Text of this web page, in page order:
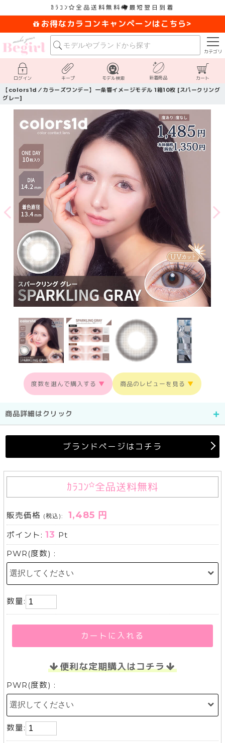
ｶﾗｺﾝ 全品送料無料 最短翌日到着
お得なカラコンキャンペーンはこちら>
カテゴリ
ログイン キープ モデル検索 新着商品 カート
【colors1d／カラーズワンデー】一条響イメージモデル 1箱10枚 [スパークリング
グレー]
度数を選んで購入する ▼ 商品のレビューを見る ▼
商品詳細はクリック
ブランドページはコチラ
ｶﾗｺﾝ 全品送料無料
販売価格 (税込): 1,485 円
ポイント:13 Pt
PWR(度数) :
数量:
カートに入れる
便利な定期購入はコチラ
PWR(度数) :
数量: